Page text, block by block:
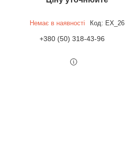
Немає в наявності Код: EX_26
+380 (50) 318-43-96